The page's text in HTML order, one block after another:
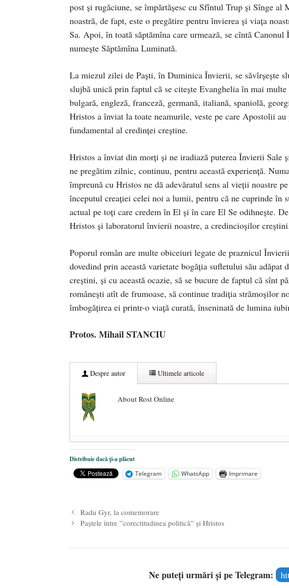
post şi rugăciune, se împărtăşesc cu Sfîntul Trup şi Sînge
noastră, de fapt, este o pregătire pentru învierea şi viaţa
Sa. Apoi, în toată săptămîna care urmează, se cîntă
numeşte Săptămîna Luminată.
La miezul zilei de Paşti, în Duminica Învierii, se săvîrşeşte
slujbă unică prin faptul că se citeşte Evanghelia în mai
bulgară, engleză, franceză, germană, italiană, spaniolă,
Hristos a înviat la toate neamurile, veste pe care Apostolii
fundamental al credinţei creştine.
Hristos a înviat din morţi şi ne iradiază puterea Învierii Sale
ne pregătim zilnic, continuu, pentru această experienţă.
împreună cu Hristos ne dă adevăratul sens al vieţii noastre
începutul creaţiei celei noi a lumii, pentru că ne cuprinde în
actual pe toţi care credem în El şi în care El Se odihneşte.
Hristos şi laboratorul învierii noastre, a credincioşilor creştini.
Poporul român are multe obiceiuri legate de praznicul
dovedind prin această varietate bogăţia sufletului său
creştini, şi cu această ocazie, să se bucure de faptul că sînt
româneşti atît de frumoase, să continue tradiţia strămoşilor
îmbogăţirea ei printr-o viaţă curată, înseninată de lumina
Protos. Mihail STANCIU
Despre autor Ultimele articole
About Rost Online
Dezvăluiri cutremurătoare despre președintele
Statul care servește Națiunea - 21 aprilie 2026
Legea Vexler produce efecte. Bustul poetului
Distribuie dacă ți-a plăcut
Telegram
WhatsApp Imprimare
Radu Gyr, la comemorare
Paștele între ”corectitudinea politică” și Hristos
Ne puteți urmări și pe Telegram: